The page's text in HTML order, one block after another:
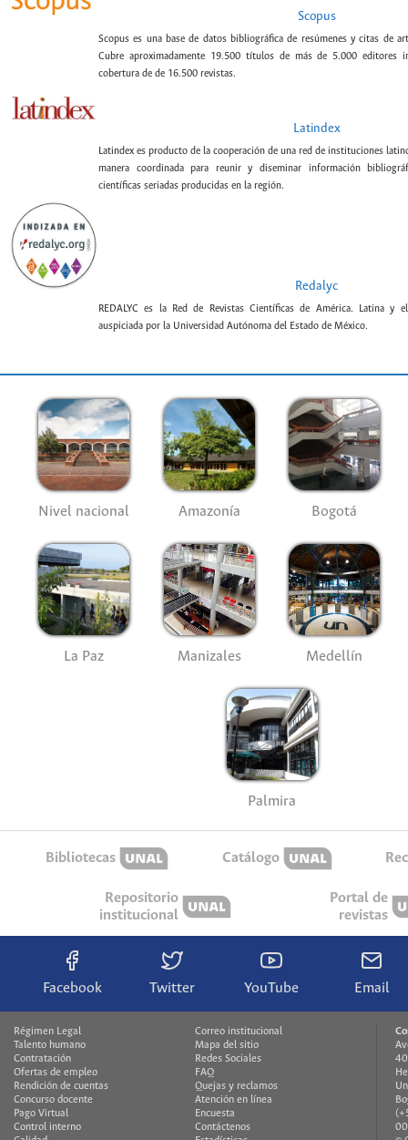
Scopus
Scopus es una base de datos bibliográfica de resúmenes y citas de
Cubre aproximadamente 19.500 títulos de más de 5.000 editores
cobertura de de 16.500 revistas.
Latindex
Latindex es producto de la cooperación de una red de instituciones
manera coordinada para reunir y diseminar información
científicas seriadas producidas en la región.
Redalyc
REDALYC es la Red de Revistas Científicas de América. Latina y
auspiciada por la Universidad Autónoma del Estado de México.
Nivel nacional Amazonía Bogotá
La Paz Manizales Medellín
Palmira
Bibliotecas Catálogo
Repositorio
institucional
Portal de
revistas
Facebook Twitter YouTube Email
Régimen Legal
Talento humano
Contratación
Ofertas de empleo
Rendición de cuentas
Concurso docente
Pago Virtual
Control interno
Correo institucional
Mapa del sitio
Redes Sociales
FAQ
Quejas y reclamos
Atención en línea
Encuesta
Contáctenos